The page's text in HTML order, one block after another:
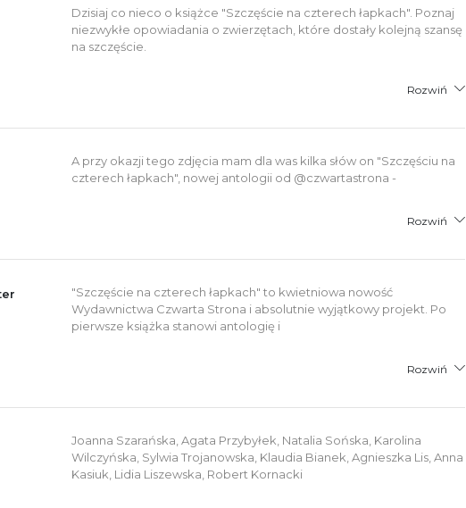
Dzisiaj co nieco o książce "Szczęście na czterech łapkach". Poznaj
niezwykłe opowiadania o zwierzętach, które dostały kolejną szansę
na szczęście.
Rozwiń
A przy okazji tego zdjęcia mam dla was kilka słów on "Szczęściu na
czterech łapkach", nowej antologii od @czwartastrona -
Rozwiń
"Szczęście na czterech łapkach" to kwietniowa nowość
Wydawnictwa Czwarta Strona i absolutnie wyjątkowy projekt. Po
pierwsze książka stanowi antologię i
Rozwiń
Joanna Szarańska, Agata Przybyłek, Natalia Sońska, Karolina
Wilczyńska, Sylwia Trojanowska, Klaudia Bianek, Agnieszka Lis, Anna
Kasiuk, Lidia Liszewska, Robert Kornacki